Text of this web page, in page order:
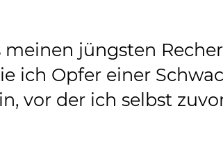
jüngsten
ich Opfer einer
vor der ich selbst